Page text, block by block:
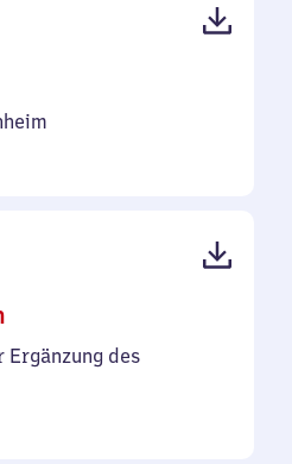
97
des